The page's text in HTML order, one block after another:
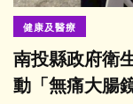
健康及醫療
南投縣政府衛
動「無痛大腸